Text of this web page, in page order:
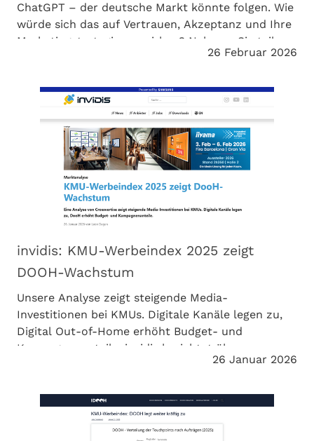
ChatGPT – der deutsche Markt könnte folgen. Wie
würde sich das auf Vertrauen, Akzeptanz und Ihre
Marketingstrategie auswirken? Nehmen Sie teil
und erhalten Sie wertvolle Einblicke.26 Februar 2026
invidis: KMU-Werbeindex 2025 zeigt
DOOH-Wachstum
Unsere Analyse zeigt steigende Media-
Investitionen bei KMUs. Digitale Kanäle legen zu,
Digital Out-of-Home erhöht Budget- und
Kampagnenanteile. invidis berichtet über unseren
26 Januar 2026